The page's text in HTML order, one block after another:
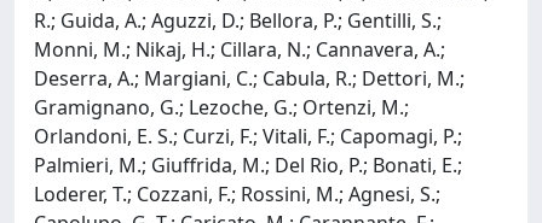
R.; Guida, A.; Aguzzi, D.; Bellora, P.; Gentilli, S.;
Monni, M.; Nikaj, H.; Cillara, N.; Cannavera, A.;
Deserra, A.; Margiani, C.; Cabula, R.; Dettori, M.;
Gramignano, G.; Lezoche, G.; Ortenzi, M.;
Orlandoni, E. S.; Curzi, F.; Vitali, F.; Capomagi, P.;
Palmieri, M.; Giuffrida, M.; Del Rio, P.; Bonati, E.;
Loderer, T.; Cozzani, F.; Rossini, M.; Agnesi, S.;